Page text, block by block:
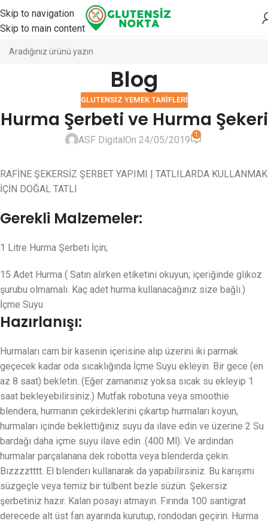
Skip to navigation
Skip to main content
Blog
GLUTENSIZ YEMEK TARIFLERI
Hurma Şerbeti ve Hurma Şekeri
ASF DigitalOn 24/05/2019 1
RAFİNE ŞEKERSİZ ŞERBET YAPIMI | TATLILARDA KULLANMAK
İÇİN DOĞAL TATLI
Gerekli Malzemeler:
1 Litre Hurma Şerbeti İçin;
15 Adet Hurma ( Satın alırken etiketini okuyun; içeriğinde glikoz
şurubu olmamalı. Kaç adet hurma kullanacağınız size bağlı.)
İçme Suyu
Hazırlanışı:
Hurmaları cam bir kasenin içerisine alıp üzerini iki parmak
geçecek kadar oda sıcaklığında İçme Suyu ekleyin. Bir gece (en
az 8 saat) bekletin. (Eğer zamanınız yoksa sıcak su ekleyip 1
saat bekleyebilirsiniz.) Mutfak robotuna veya smoothie
blendera, hurmanın çekirdeklerini çıkartıp hurmaları koyun,
hurmaları içinde beklettiğiniz suyu da ilave edin ve üzerine 2 Su
bardağı daha içme suyu ilave edin .(400 Ml). Ve ardından
hurmalar parçalanana dek robotta veya blenderda çekin.
Bızzzztttt. El blenderı kullanarak da yapabilirsiniz. Bu karışımı
süzgeçle veya temiz bir tülbent bezle süzün. Şekersiz
şerbetiniz hazır. Kalan posayı atmayın. Fırında 100 santigrat
derecede alt üst fan ayarında kurutup, rondodan geçirin. Hurma